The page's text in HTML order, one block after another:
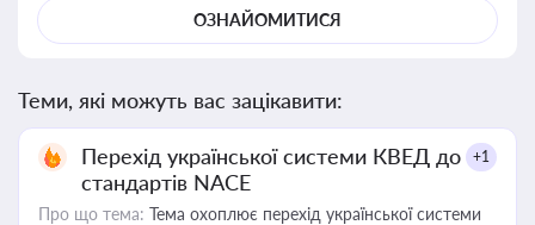
ОЗНАЙОМИТИСЯ
Теми, які можуть вас зацікавити:
Перехід української системи КВЕД до
стандартів NACE
+1
Про що тема: Тема охоплює перехід української системи